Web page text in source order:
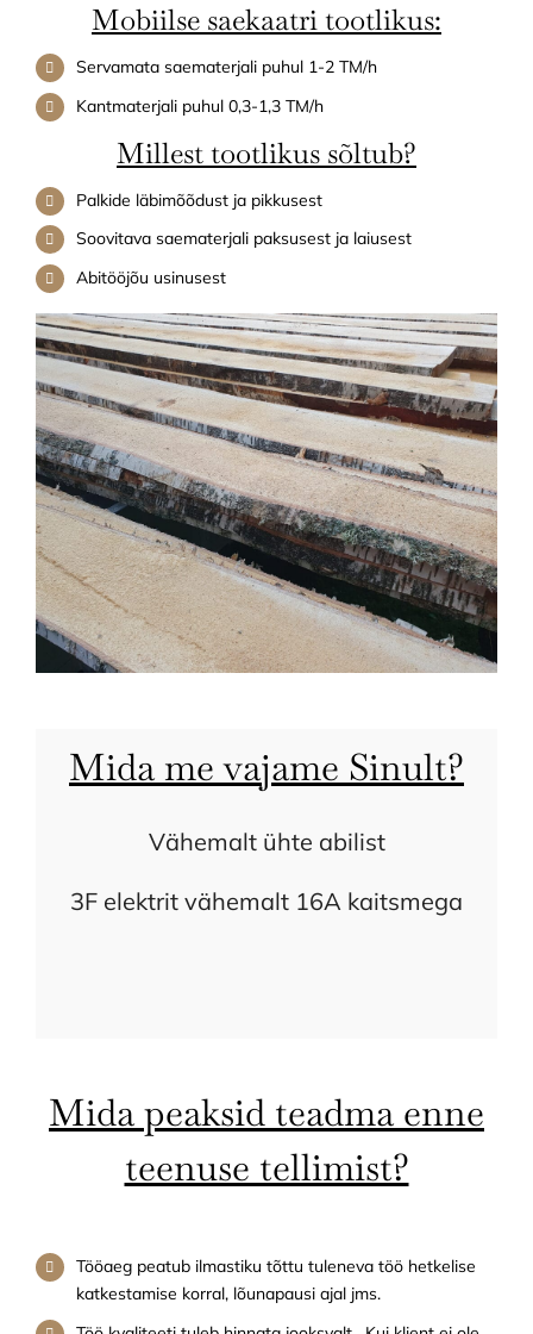
Mobiilse saekaatri tootlikus:
Servamata saematerjali puhul 1-2 TM/h
Kantmaterjali puhul 0,3-1,3 TM/h
Millest tootlikus sõltub?
Palkide läbimõõdust ja pikkusest
Soovitava saematerjali paksusest ja laiusest
Abitööjõu usinusest
Mida me vajame Sinult?
Vähemalt ühte abilist
3F elektrit vähemalt 16A kaitsmega
Mida peaksid teadma enne
teenuse tellimist?
Tööaeg peatub ilmastiku tõttu tuleneva töö hetkelise
katkestamise korral, lõunapausi ajal jms.